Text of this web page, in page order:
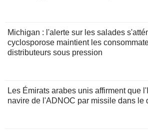
Michigan : l'alerte sur les salades
cyclosporose maintient les
distributeurs sous pression
Les Émirats arabes unis affirment que
navire de l'ADNOC par missile dans le